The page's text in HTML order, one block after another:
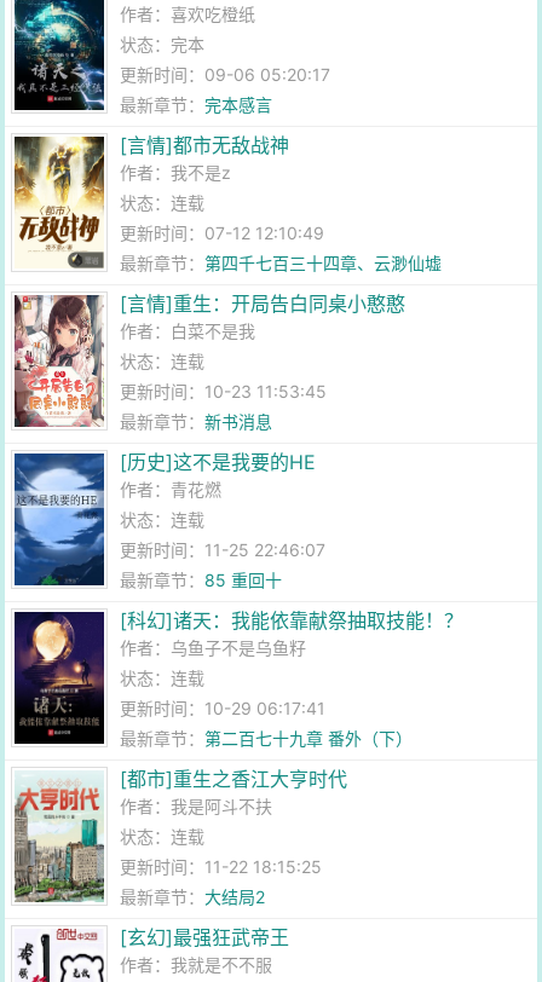
作者：喜欢吃橙纸
状态：完本
更新时间：09-06 05:20:17
最新章节：完本感言
[言情]都市无敌战神
作者：我不是z
状态：连载
更新时间：07-12 12:10:49
最新章节：第四千七百三十四章、云渺仙墟
[言情]重生：开局告白同桌小憨憨
作者： 白菜不是我
状态：连载
更新时间：10-23 11:53:45
最新章节：新书消息
[历史]这不是我要的HE
作者： 青花燃
状态：连载
更新时间：11-25 22:46:07
最新章节： 85 重回十
[科幻]诸天：我能依靠献祭抽取技能！？
作者： 乌鱼子不是乌鱼籽
状态：连载
更新时间：10-29 06:17:41
最新章节：第二百七十九章 番外（下）
[都市]重生之香江大亨时代
作者：我是阿斗不扶
状态：连载
更新时间：11-22 18:15:25
最新章节：大结局2
[玄幻]最强狂武帝王
作者：我就是不不服